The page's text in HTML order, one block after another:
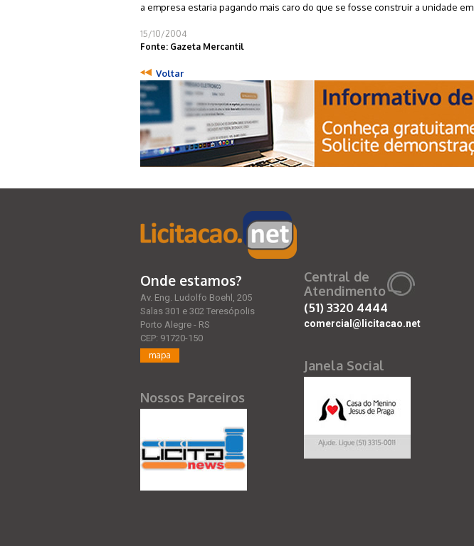
a empresa estaria pagando mais caro do que se fosse construir a unidade
15/10/2004
Fonte: Gazeta Mercantil
Voltar
Onde estamos?
Av. Eng. Ludolfo Boehl, 205
Salas 301 e 302 Teresópolis
Porto Alegre - RS
CEP: 91720-150
mapa
Nossos Parceiros
Central de
Atendimento
(51)3320 4444
comercial@licitacao.net
Janela Social